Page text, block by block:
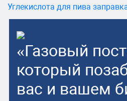
Углекислота для пива
«Газовый
который
вас и вашем